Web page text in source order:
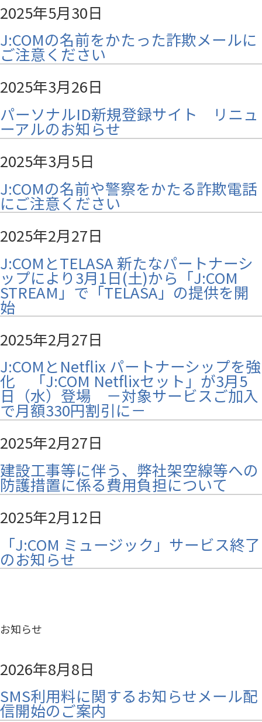
2025年5月30日
J:COMの名前をかたった詐欺メールに
ご注意ください
2025年3月26日
パーソナルID新規登録サイト リニュ
ーアルのお知らせ
2025年3月5日
J:COMの名前や警察をかたる詐欺電話
にご注意ください
2025年2月27日
J:COMとTELASA 新たなパートナーシ
ップにより3月1日(土)から「J:COM
STREAM」で「TELASA」の提供を開
始
2025年2月27日
J:COMとNetflix パートナーシップを強
化 「J:COM Netflixセット」が3月5
日（水）登場 －対象サービスご加入
で月額330円割引に－
2025年2月27日
建設工事等に伴う、弊社架空線等への
防護措置に係る費用負担について
2025年2月12日
「J:COM ミュージック」サービス終了
のお知らせ
お知らせ
2026年8月8日
SMS利用料に関するお知らせメール配
信開始のご案内